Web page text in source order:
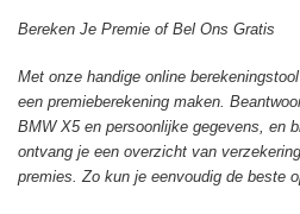
Bereken Je Premie of Bel Ons Gratis
Met onze handige online
een premieberekening maken.
BMW X5 en persoonlijke gegevens, en
ontvang je een overzicht van
premies. Zo kun je eenvoudig de beste